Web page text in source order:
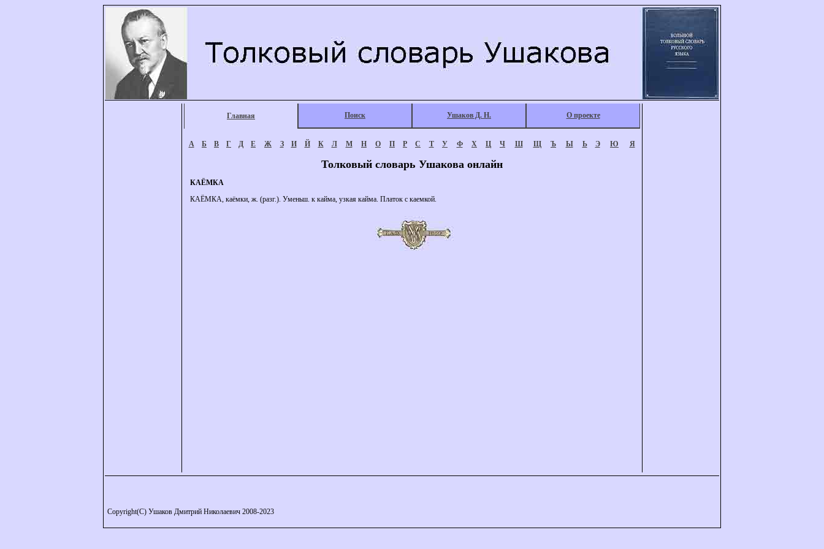
Главная Поиск Ушаков Д. Н. О проекте
А Б В Г Д Е Ж З И Й К Л М Н О П Р С Т У Ф Х Ц Ч Ш Щ Ъ Ы Ь Э Ю Я
Толковый словарь Ушакова онлайн
КАЁМКА
КАЁМКА, каёмки, ж. (разг.). Уменьш. к кайма, узкая кайма. Платок с каемкой.
Copyright(C) Ушаков Дмитрий Николаевич 2008-2023